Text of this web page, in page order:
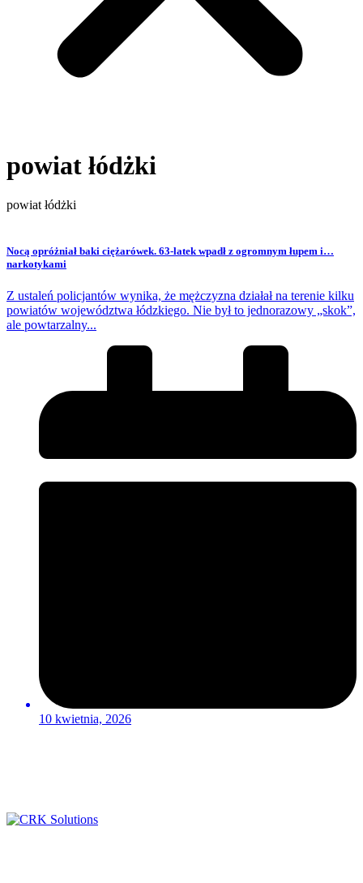
powiat łódżki
powiat łódżki
Nocą opróżniał baki ciężarówek. 63-latek wpadł z ogromnym łupem i…
narkotykami
Z ustaleń policjantów wynika, że mężczyzna działał na terenie kilku
powiatów województwa łódzkiego. Nie był to jednorazowy „skok”,
ale powtarzalny...
10 kwietnia, 2026